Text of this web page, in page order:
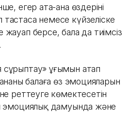
егер ата-ана өздерінің
немесе күйзеліске
жауап берсе, бала да тиімсіз
ұғымын атап
балаға өз эмоцияларын
реттеуге көмектесетін
эмоциялық дамуында және